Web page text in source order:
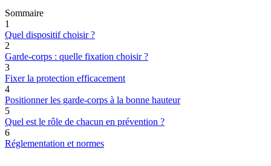
Sommaire
1
Quel dispositif choisir ?
2
Garde-corps : quelle fixation choisir ?
3
Fixer la protection efficacement
4
Positionner les garde-corps à la bonne hauteur
5
Quel est le rôle de chacun en prévention ?
6
Réglementation et normes